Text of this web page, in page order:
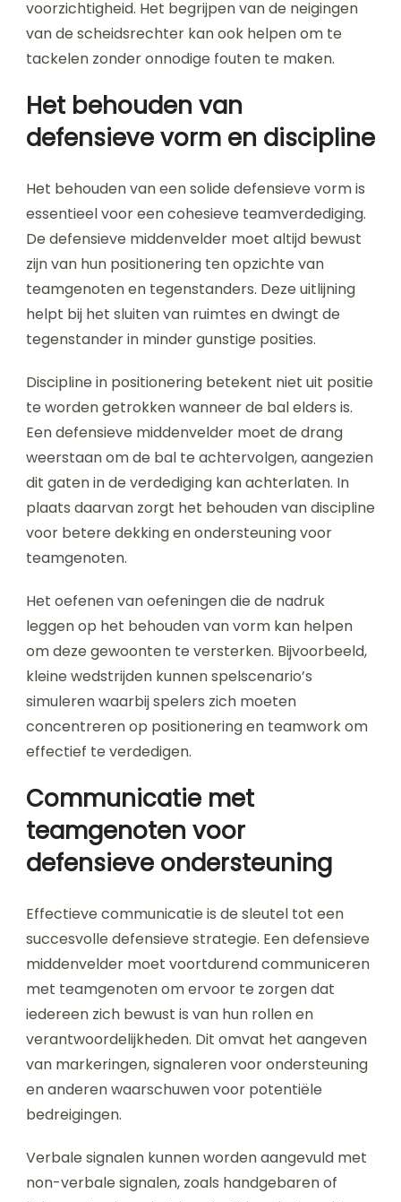
voorzichtigheid. Het begrijpen van de neigingen
van de scheidsrechter kan ook helpen om te
tackelen zonder onnodige fouten te maken.
Het behouden van
defensieve vorm en discipline
Het behouden van een solide defensieve vorm is
essentieel voor een cohesieve teamverdediging.
De defensieve middenvelder moet altijd bewust
zijn van hun positionering ten opzichte van
teamgenoten en tegenstanders. Deze uitlijning
helpt bij het sluiten van ruimtes en dwingt de
tegenstander in minder gunstige posities.
Discipline in positionering betekent niet uit positie
te worden getrokken wanneer de bal elders is.
Een defensieve middenvelder moet de drang
weerstaan om de bal te achtervolgen, aangezien
dit gaten in de verdediging kan achterlaten. In
plaats daarvan zorgt het behouden van discipline
voor betere dekking en ondersteuning voor
teamgenoten.
Het oefenen van oefeningen die de nadruk
leggen op het behouden van vorm kan helpen
om deze gewoonten te versterken. Bijvoorbeeld,
kleine wedstrijden kunnen spelscenario’s
simuleren waarbij spelers zich moeten
concentreren op positionering en teamwork om
effectief te verdedigen.
Communicatie met
teamgenoten voor
defensieve ondersteuning
Effectieve communicatie is de sleutel tot een
succesvolle defensieve strategie. Een defensieve
middenvelder moet voortdurend communiceren
met teamgenoten om ervoor te zorgen dat
iedereen zich bewust is van hun rollen en
verantwoordelijkheden. Dit omvat het aangeven
van markeringen, signaleren voor ondersteuning
en anderen waarschuwen voor potentiële
bedreigingen.
Verbale signalen kunnen worden aangevuld met
non-verbale signalen, zoals handgebaren of